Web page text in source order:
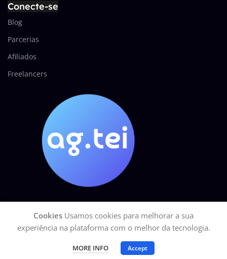
Conecte-se
Blog
Parcerias
Afiliados
Freelancers
AGÊNCIA TEI 2025 Todos os direitos reservados.GOOGLE Site Seguro
| CNPJ: 27.113.329/0001-15
Cookies Usamos cookies para melhorar a sua
experiência na plataforma com o melhor da tecnologia.
MORE INFO Accept